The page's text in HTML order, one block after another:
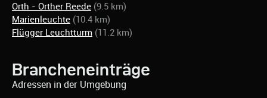
Orth - Orther Reede (9.5 km)
Marienleuchte (10.4 km)
Flügger Leuchtturm (11.2 km)
Brancheneinträge
Adressen in der Umgebung